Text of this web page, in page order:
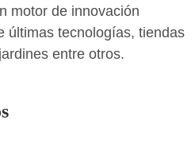
motor de innovación
últimas tecnologías, tiendas
entre otros.